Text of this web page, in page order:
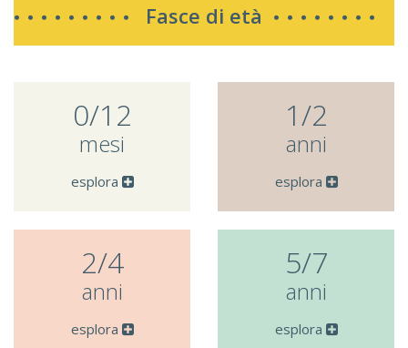
Fasce di età
0/12
mesi
esplora
1/2
anni
esplora
2/4
anni
esplora
5/7
anni
esplora